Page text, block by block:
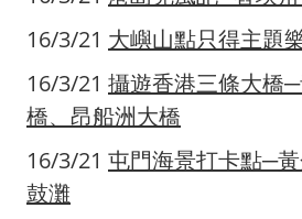
16/3/21 大嶼山點只得主題
16/3/21 攝遊香港三條大橋
橋、昂船洲大橋
16/3/21 屯門海景打卡點─黃
鼓灘